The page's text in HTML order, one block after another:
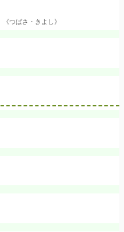
《つばさ・きよし》